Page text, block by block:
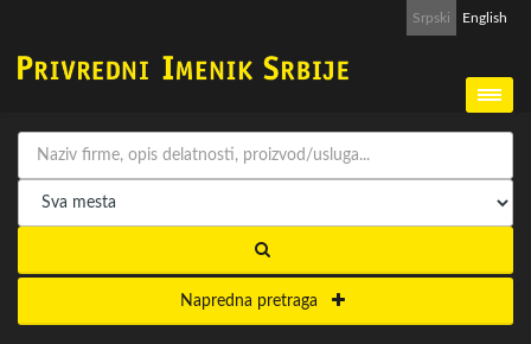
Srpski English
Napredna pretraga